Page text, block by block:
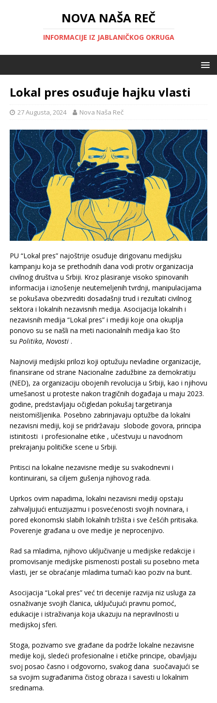
NOVA NAŠA REČ
INFORMACIJE IZ JABLANIČKOG OKRUGA
Lokal pres osuđuje hajku vlasti
27 Augusta, 2024 Nova Naša Reč
PU “Lokal pres” najoštrije osuđuje dirigovanu medijsku
kampanju koja se prethodnih dana vodi protiv organizacija
civilnog društva u Srbiji. Kroz plasiranje visoko spinovanih
informacija i iznošenje neutemeljenih tvrdnji, manipulacijama
se pokušava obezvrediti dosadašnji trud i rezultati civilnog
sektora i lokalnih nezavisnih medija. Asocijacija lokalnih i
nezavisnih medija “Lokal pres” i mediji koje ona okuplja
ponovo su se našli na meti nacionalnih medija kao što
su Politika, Novosti .
Najnoviji medijski prilozi koji optužuju nevladine organizacije,
finansirane od strane Nacionalne zadužbine za demokratiju
(NED), za organizaciju obojenih revolucija u Srbiji, kao i njihovu
umešanost u proteste nakon tragičnih događaja u maju 2023.
godine, predstavljaju očigledan pokušaj targetiranja
neistomišljenika. Posebno zabrinjavaju optužbe da lokalni
nezavisni mediji, koji se pridržavaju slobode govora, principa
istinitosti i profesionalne etike , učestvuju u navodnom
prekrajanju političke scene u Srbiji.
Pritisci na lokalne nezavisne medije su svakodnevni i
kontinuirani, sa ciljem gušenja njihovog rada.
Uprkos ovim napadima, lokalni nezavisni mediji opstaju
zahvaljujući entuzijazmu i posvećenosti svojih novinara, i
pored ekonomski slabih lokalnih tržišta i sve češćih pritisaka.
Poverenje građana u ove medije je neprocenjivo.
Rad sa mladima, njihovo uključivanje u medijske redakcije i
promovisanje medijske pismenosti postali su posebno meta
vlasti, jer se obraćanje mladima tumači kao poziv na bunt.
Asocijacija “Lokal pres” već tri decenije razvija niz usluga za
osnaživanje svojih članica, uključujući pravnu pomoć,
edukacije i istraživanja koja ukazuju na nepravilnosti u
medijskoj sferi.
Stoga, pozivamo sve građane da podrže lokalne nezavisne
medije koji, sledeći profesionalne i etičke principe, obavljaju
svoj posao časno i odgovorno, svakog dana suočavajući se
sa svojim sugrađanima čistog obraza i savesti u lokalnim
sredinama.